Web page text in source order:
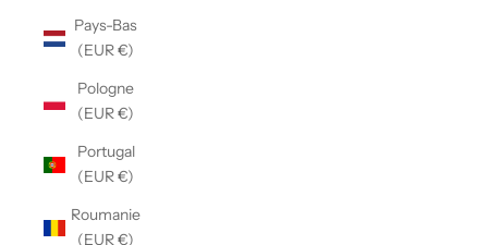
Pays-Bas
(EUR €)
Pologne
(EUR €)
Portugal
(EUR €)
Roumanie
(EUR €)